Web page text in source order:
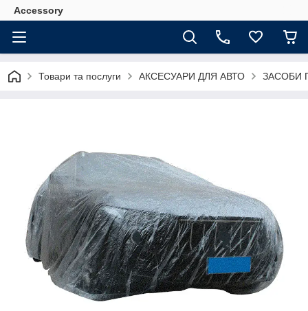
Accessory
Товари та послуги АКСЕСУАРИ ДЛЯ АВТО ЗАСОБИ